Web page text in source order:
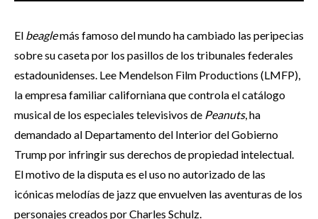
El beaglemás famoso del mundo ha cambiado las peripecias
sobre su caseta por los pasillos de los tribunales federales
estadounidenses. Lee Mendelson Film Productions (LMFP),
la empresa familiar californiana que controla el catálogo
musical de los especiales televisivos de Peanuts, ha
demandado al Departamento del Interior del Gobierno
Trump por infringir sus derechos de propiedad intelectual.
El motivo de la disputa es el uso no autorizado de las
icónicas melodías de jazz que envuelven las aventuras de los
personajes creados por Charles Schulz.